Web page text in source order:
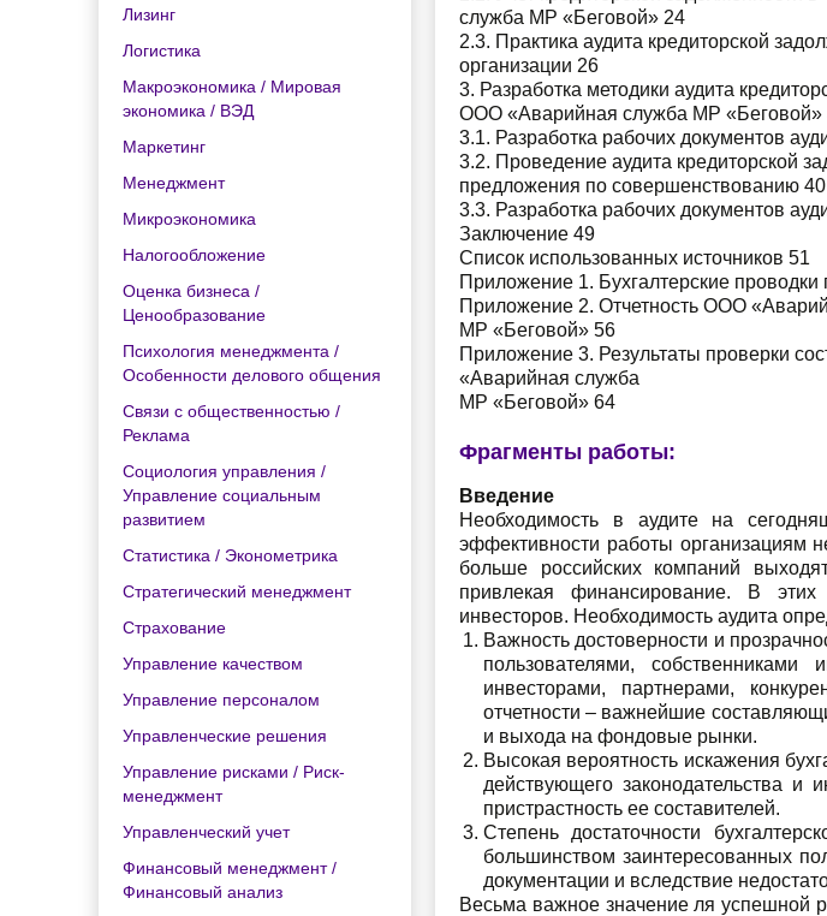
Лизинг
Логистика
Макроэкономика / Мировая
экономика / ВЭД
Маркетинг
Менеджмент
Микроэкономика
Налогообложение
Оценка бизнеса /
Ценообразование
Психология менеджмента /
Особенности делового общения
Связи с общественностью /
Реклама
Социология управления /
Управление социальным
развитием
Статистика / Эконометрика
Стратегический менеджмент
Страхование
Управление качеством
Управление персоналом
Управленческие решения
Управление рисками / Риск-
менеджмент
Управленческий учет
Финансовый менеджмент /
Финансовый анализ
служба МР «Беговой» 24
2.3. Практика аудита кредиторской
организации 26
3. Разработка методики аудита
ООО «Аварийная служба МР «Беговой»
3.1. Разработка рабочих документов
3.2. Проведение аудита кредиторской
предложения по совершенствованию 40
3.3. Разработка рабочих документов
Заключение 49
Список использованных источников 51
Приложение 1. Бухгалтерские
Приложение 2. Отчетность ООО
МР «Беговой» 56
Приложение 3. Результаты проверки
«Аварийная служба
МР «Беговой» 64
Фрагменты работы:
Введение
Необходимость в аудите на
эффективности работы организациям
больше российских компаний
привлекая финансирование. В
инвесторов. Необходимость аудита
Важность достоверности и
пользователями,
инвесторами, партнерами,
отчетности – важнейшие
и выхода на фондовые рынки.
Высокая вероятность искажения
действующего законодательства и
пристрастность ее составителей.
Степень достаточности
большинством заинтересованных
документации и вследствие
Весьма важное значение ля успешной